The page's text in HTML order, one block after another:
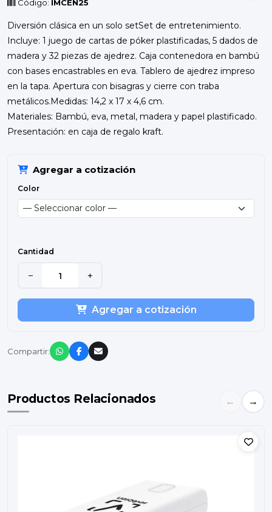
Código: IMCEN25
Diversión clásica en un solo setSet de entretenimiento.
Incluye: 1 juego de cartas de póker plastificadas, 5 dados de
madera y 32 piezas de ajedrez. Caja contenedora en bambú
con bases encastrables en eva. Tablero de ajedrez impreso
en la tapa. Apertura con bisagras y cierre con traba
metálicos.Medidas: 14,2 x 17 x 4,6 cm.
Materiales: Bambú, eva, metal, madera y papel plastificado.
Presentación: en caja de regalo kraft.
Agregar a cotización
Color
Cantidad
− +
Agregar a cotización
Compartir:
Productos Relacionados ← →